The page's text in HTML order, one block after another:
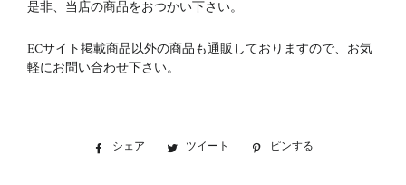
是非、当店の商品をおつかい下さい。
ECサイト掲載商品以外の商品も通販しておりますので、お気
軽にお問い合わせ下さい。
シェア
Facebookツイート
Twitter ピンする